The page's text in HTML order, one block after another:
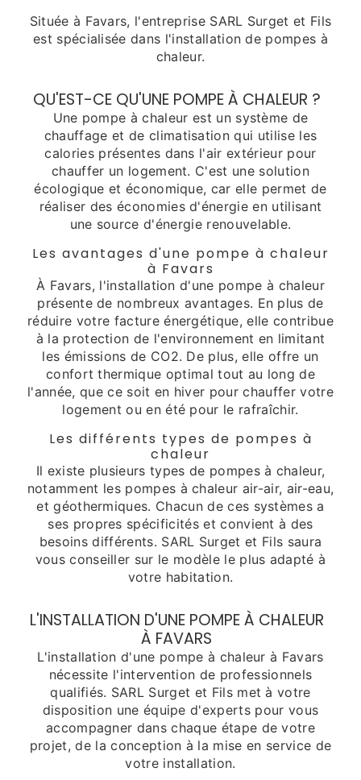
Située à Favars, l'entreprise SARL Surget et Fils
est spécialisée dans l'installation de pompes à
chaleur.
QU'EST-CE QU'UNE POMPE À CHALEUR ?
Une pompe à chaleur est un système de
chauffage et de climatisation qui utilise les
calories présentes dans l'air extérieur pour
chauffer un logement. C'est une solution
écologique et économique, car elle permet de
réaliser des économies d'énergie en utilisant
une source d'énergie renouvelable.
Les avantages d'une pompe à chaleur
à Favars
À Favars, l'installation d'une pompe à chaleur
présente de nombreux avantages. En plus de
réduire votre facture énergétique, elle contribue
à la protection de l'environnement en limitant
les émissions de CO2. De plus, elle offre un
confort thermique optimal tout au long de
l'année, que ce soit en hiver pour chauffer votre
logement ou en été pour le rafraîchir.
Les différents types de pompes à
chaleur
Il existe plusieurs types de pompes à chaleur,
notamment les pompes à chaleur air-air, air-eau,
et géothermiques. Chacun de ces systèmes a
ses propres spécificités et convient à des
besoins différents. SARL Surget et Fils saura
vous conseiller sur le modèle le plus adapté à
votre habitation.
L'INSTALLATION D'UNE POMPE À CHALEUR
À FAVARS
L'installation d'une pompe à chaleur à Favars
nécessite l'intervention de professionnels
qualifiés. SARL Surget et Fils met à votre
disposition une équipe d'experts pour vous
accompagner dans chaque étape de votre
projet, de la conception à la mise en service de
votre installation.